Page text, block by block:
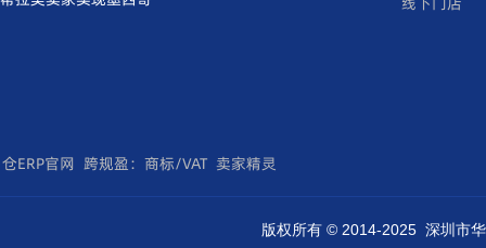
ERP官网 跨规盈：商标/VAT 卖家精灵
版权所有 © 2014-2025 深圳